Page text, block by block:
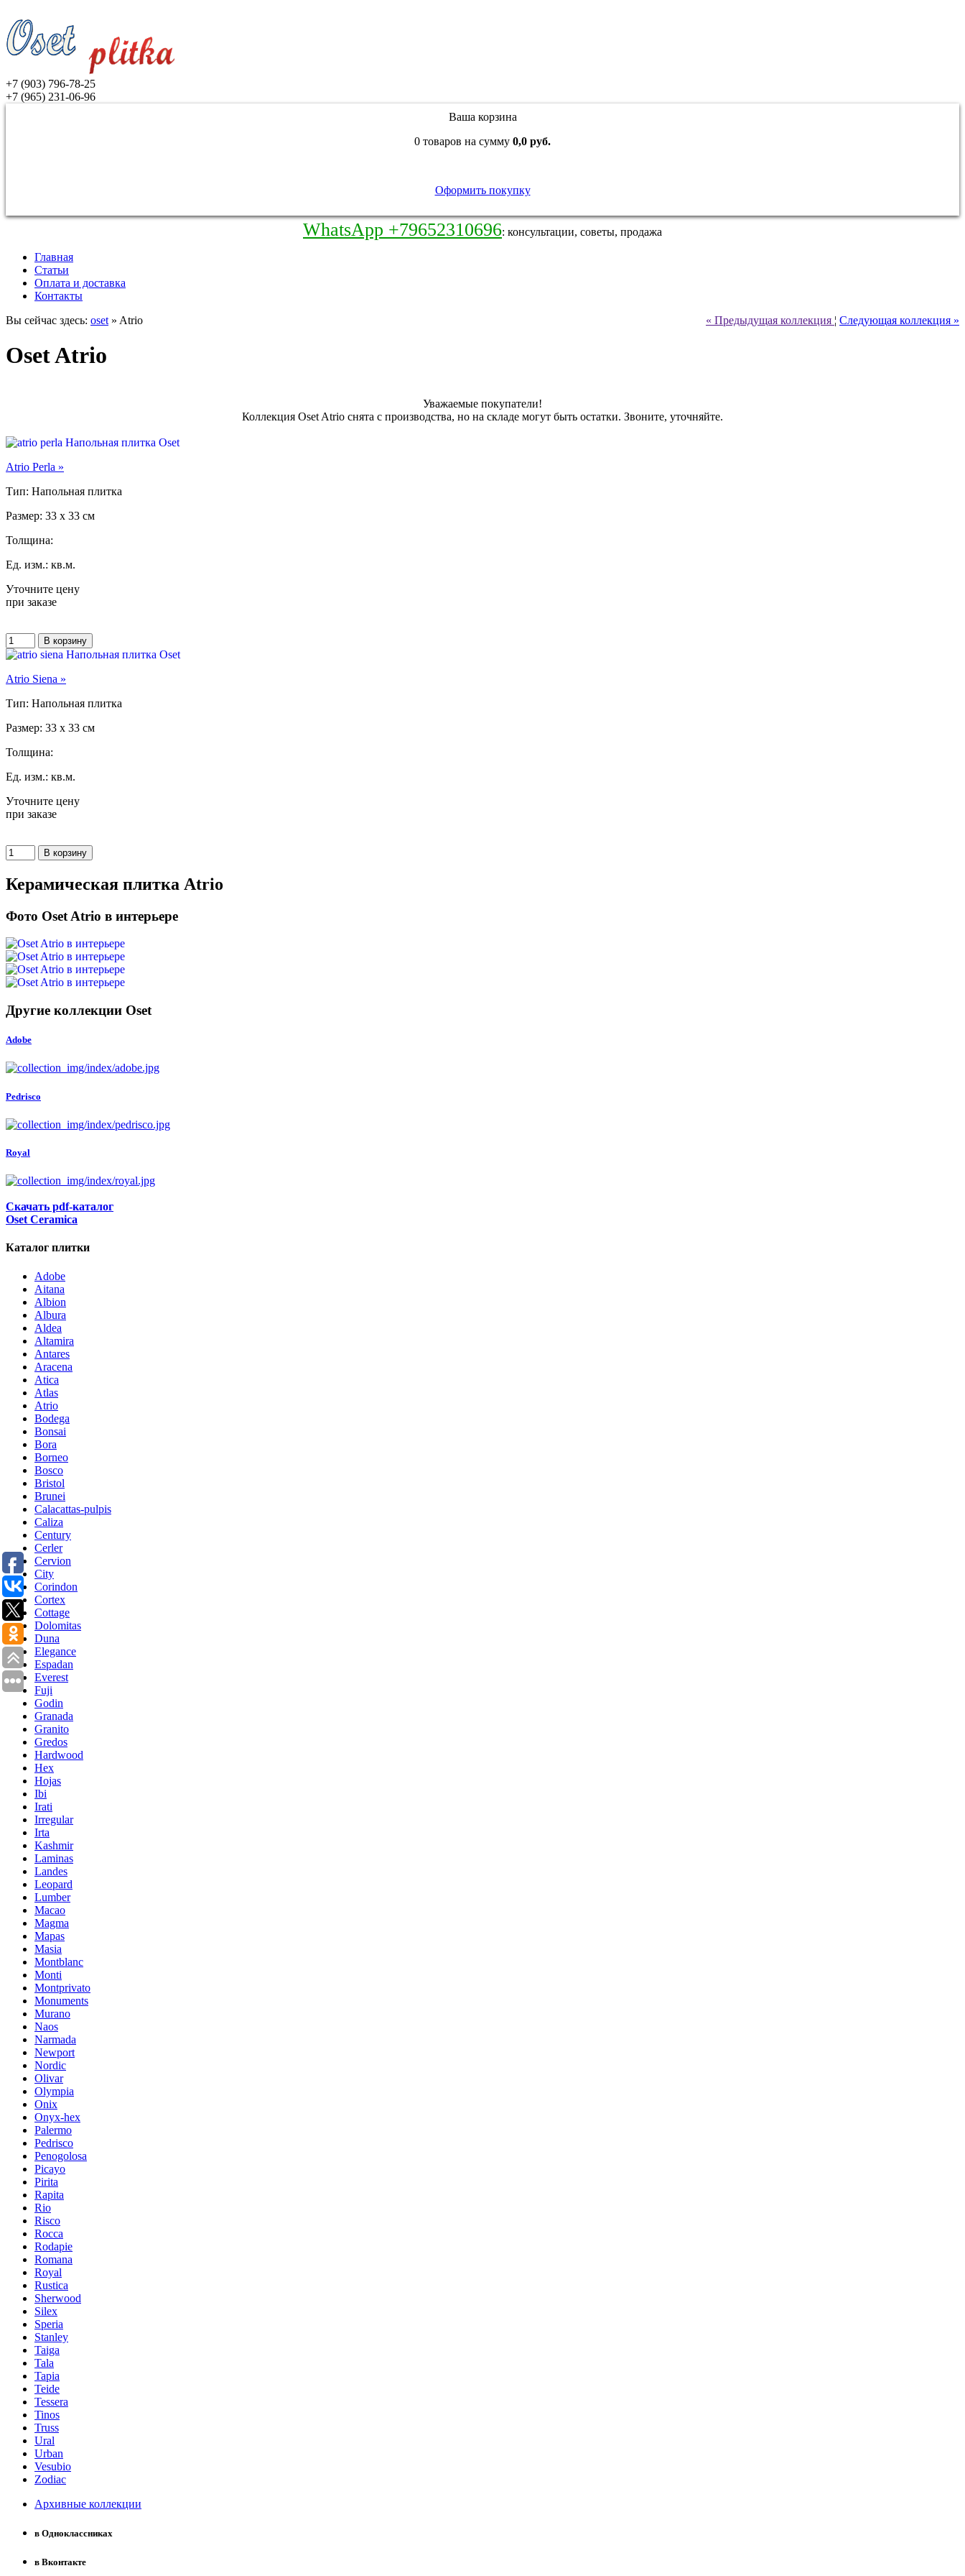
+7 (903) 796-78-25
+7 (965) 231-06-96
Ваша корзина
0 товаров на сумму 0,0 руб.
Оформить покупку
WhatsApp +79652310696: консультации, советы, продажа
Главная
Статьи
Оплата и доставка
Контакты
Вы сейчас здесь: oset » Atrio « Предыдущая коллекция ¦ Следующая коллекция »
Oset Atrio
Уважаемые покупатели!
Коллекция Oset Atrio снята с производства, но на складе могут быть остатки. Звоните, уточняйте.
Atrio Perla »
Тип: Напольная плитка
Размер: 33 x 33 см
Толщина:
Ед. изм.: кв.м.
Уточните цену
при заказе
Atrio Siena »
Тип: Напольная плитка
Размер: 33 x 33 см
Толщина:
Ед. изм.: кв.м.
Уточните цену
при заказе
Керамическая плитка Atrio
Фото Oset Atrio в интерьере
Другие коллекции Oset
Adobe
Pedrisco
Royal
Скачать pdf-каталог
Oset Ceramica
Каталог плитки
Adobe
Aitana
Albion
Albura
Aldea
Altamira
Antares
Aracena
Atica
Atlas
Atrio
Bodega
Bonsai
Bora
Borneo
Bosco
Bristol
Brunei
Calacattas-pulpis
Caliza
Century
Cerler
Cervion
City
Corindon
Cortex
Cottage
Dolomitas
Duna
Elegance
Espadan
Everest
Fuji
Godin
Granada
Granito
Gredos
Hardwood
Hex
Hojas
Ibi
Irati
Irregular
Irta
Kashmir
Laminas
Landes
Leopard
Lumber
Macao
Magma
Mapas
Masia
Montblanc
Monti
Montprivato
Monuments
Murano
Naos
Narmada
Newport
Nordic
Olivar
Olympia
Onix
Onyx-hex
Palermo
Pedrisco
Penogolosa
Picayo
Pirita
Rapita
Rio
Risco
Rocca
Rodapie
Romana
Royal
Rustica
Sherwood
Silex
Speria
Stanley
Taiga
Tala
Tapia
Teide
Tessera
Tinos
Truss
Ural
Urban
Vesubio
Zodiac
Архивные коллекции
в Одноклассниках
в Вконтакте